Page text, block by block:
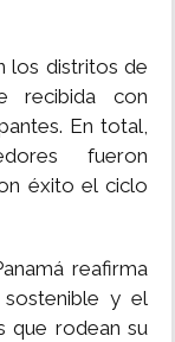
los distritos de
recibida con
En total,
fueron
éxito el ciclo
reafirma
y el
que rodean su